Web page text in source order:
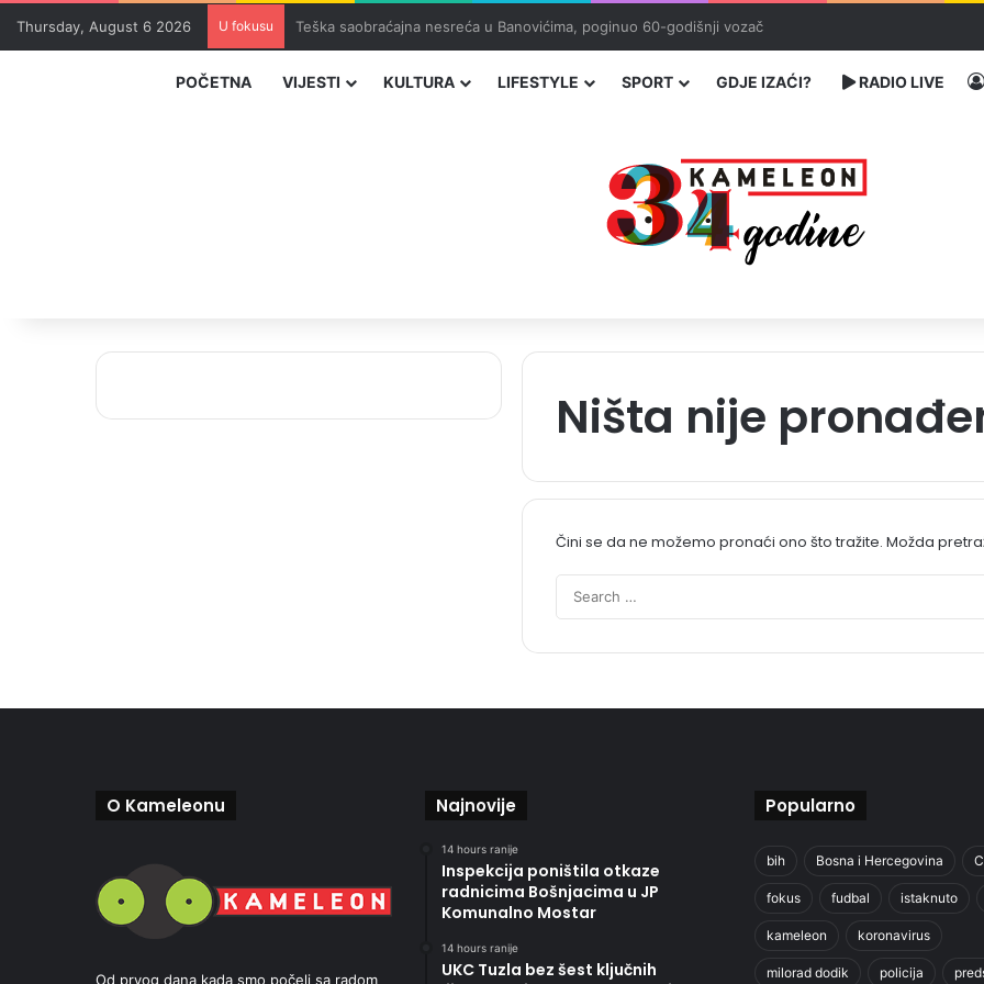
Thursday, August 6 2026 U fokusu Dio zeničkih rudara u jami zbog neisplaćenih plata i problema sa zdravstvenim knjižicama
POČETNA VIJESTI KULTURA LIFESTYLE SPORT GDJE IZAĆI? RADIO LIVE
Ništa nije
Čini se da ne možemo pronaći ono što tražite. Možda
O Kameleonu
Od prvog dana kada smo počeli sa radom
Najnovije
14 hours ranije
Inspekcija poništila otkaze
radnicima Bošnjacima u JP
Komunalno Mostar
14 hours ranije
UKC Tuzla bez šest ključnih
Popularno
bih Bosna i Hercegovina
fokus fudbal istaknuto
kameleon koronavirus
milorad dodik policija